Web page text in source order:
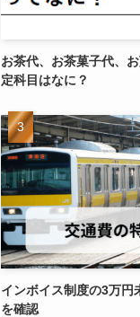
お茶代、お茶菓子代、
定科目はなに？
インボイス制度の3万円
を確認